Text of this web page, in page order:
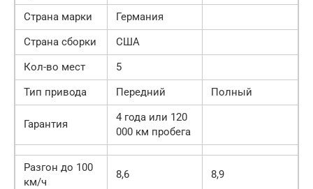
Страна марки
Германия
Страна сборки
США
Кол-во мест
5
Тип привода
Передний Полный
Гарантия
4 года или 120
000 км пробега
Разгон до 100
км/ч
8,6 8,9